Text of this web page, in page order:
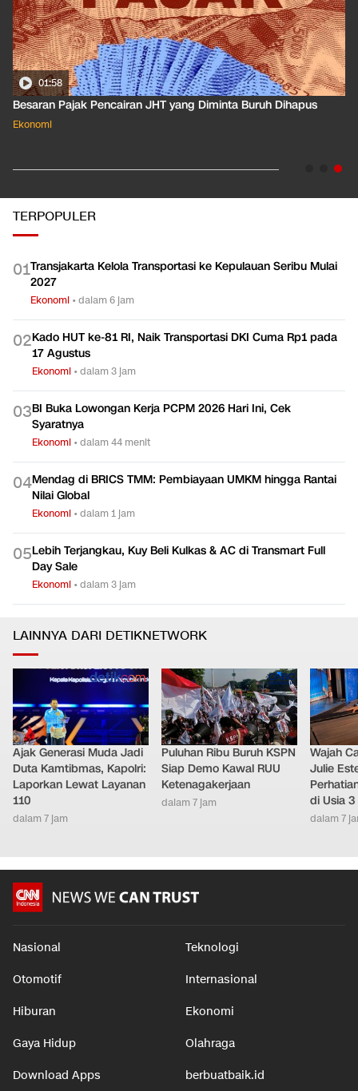
01:50
Apa Arti Peringkat Kredit Indonesia yang Dirilis S&P Global
Dkk?
TERPOPULER
01Transjakarta Kelola Transportasi ke Kepulauan Seribu Mulai
2027
Ekonomi •dalam 6 jam
02Kado HUT ke-81 RI, Naik Transportasi DKI Cuma Rp1 pada
17 Agustus
Ekonomi •dalam 3 jam
03BI Buka Lowongan Kerja PCPM 2026 Hari Ini, Cek
Syaratnya
Ekonomi •dalam 44 menit
04Mendag di BRICS TMM: Pembiayaan UMKM hingga Rantai
Nilai Global
Ekonomi •dalam 1 jam
05Lebih Terjangkau, Kuy Beli Kulkas & AC di Transmart Full
Day Sale
Ekonomi •dalam 3 jam
LAINNYA DARI DETIKNETWORK
Ajak Generasi Muda Jadi
Duta Kamtibmas, Kapolri:
Laporkan Lewat Layanan
110
dalam 7 jam
Puluhan Ribu Buruh KSPN
Siap Demo Kawal RUU
Ketenagakerjaan
dalam 7 jam
Wajah
Julie
di Usia 3
dalam 7
Nasional Teknologi
Otomotif Internasional
Hiburan Ekonomi
Gaya Hidup Olahraga
Download Apps berbuatbaik.id